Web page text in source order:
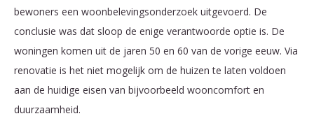
bewoners een woonbelevingsonderzoek uitgevoerd. De
conclusie was dat sloop de enige verantwoorde optie is. De
woningen komen uit de jaren 50 en 60 van de vorige eeuw. Via
renovatie is het niet mogelijk om de huizen te laten voldoen
aan de huidige eisen van bijvoorbeeld wooncomfort en
duurzaamheid.